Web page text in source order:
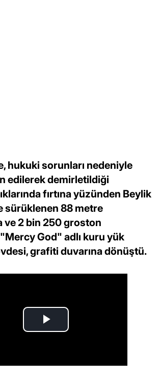
hukuki sorunları nedeniyle
edilerek demirletildiği
fırtına yüzünden Beylik
sürüklenen 88 metre
ve 2 bin 250 groston
"Mercy God" adlı kuru yük
grafiti duvarına dönüştü.